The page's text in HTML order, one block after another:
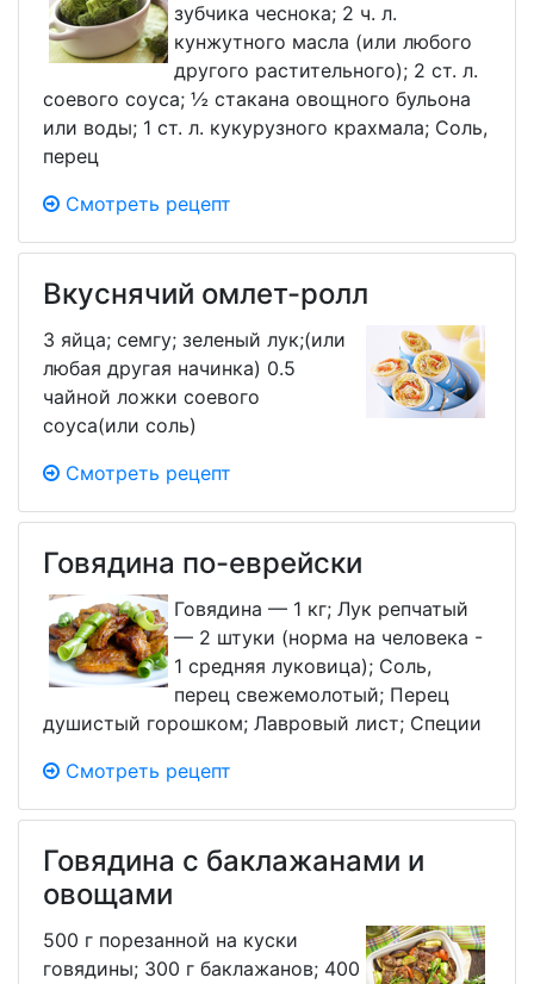
зубчика чеснока; 2 ч. л.
кунжутного масла (или любого
другого растительного); 2 ст. л.
соевого соуса; ½ стакана овощного бульона
или воды; 1 ст. л. кукурузного крахмала; Соль,
перец
Смотреть рецепт
Вкуснячий омлет-ролл
3 яйца; семгу; зеленый лук;(или
любая другая начинка) 0.5
чайной ложки соевого
соуса(или соль)
Смотреть рецепт
Говядина по-еврейски
Говядина — 1 кг; Лук репчатый
— 2 штуки (норма на человека -
1 средняя луковица); Соль,
перец свежемолотый; Перец
душистый горошком; Лавровый лист; Специи
Смотреть рецепт
Говядина с баклажанами и
овощами
500 г порезанной на куски
говядины; 300 г баклажанов; 400